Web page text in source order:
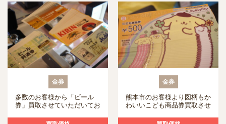
金券
多数のお客様から「ビール
券」買取させていただいてお
金券
熊本市のお客様より図柄もか
わいいこども商品券買取させ